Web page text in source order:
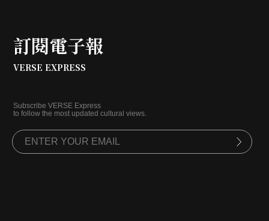
訂閱電子報
VERSE EXPRESS
Subscribe VERSE Express
to follow the most updated cultural views.